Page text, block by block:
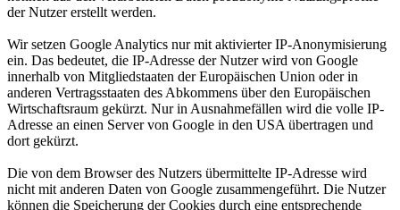
der Nutzer erstellt werden.
Wir setzen Google Analytics nur mit aktivierter IP-Anonymisierung
ein. Das bedeutet, die IP-Adresse der Nutzer wird von Google
innerhalb von Mitgliedstaaten der Europäischen Union oder in
anderen Vertragsstaaten des Abkommens über den Europäischen
Wirtschaftsraum gekürzt. Nur in Ausnahmefällen wird die volle IP-
Adresse an einen Server von Google in den USA übertragen und
dort gekürzt.
Die von dem Browser des Nutzers übermittelte IP-Adresse wird
nicht mit anderen Daten von Google zusammengeführt. Die Nutzer
können die Speicherung der Cookies durch eine entsprechende